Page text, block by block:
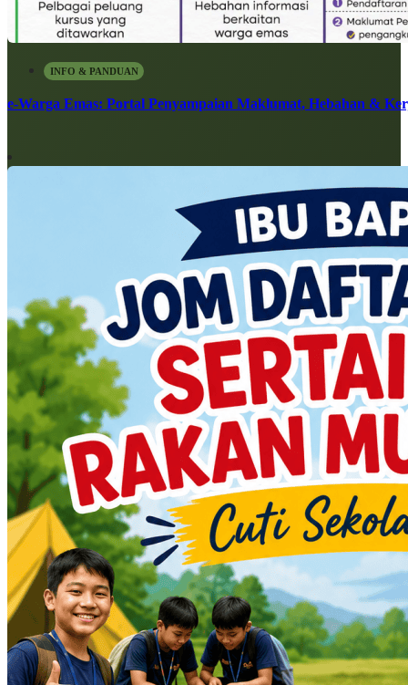
INFO & PANDUAN
e-Warga Emas: Portal Penyampaian Maklumat, Hebahan &